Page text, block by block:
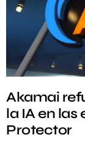
Akamai
la IA en
Protector